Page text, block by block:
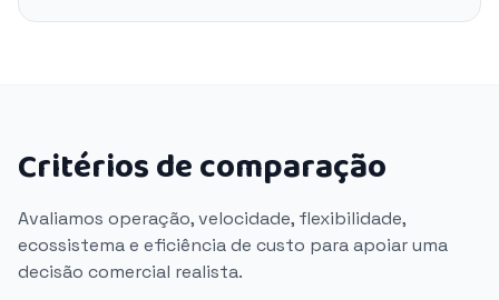
Critérios de comparação
Avaliamos operação, velocidade, flexibilidade,
ecossistema e eficiência de custo para apoiar uma
decisão comercial realista.